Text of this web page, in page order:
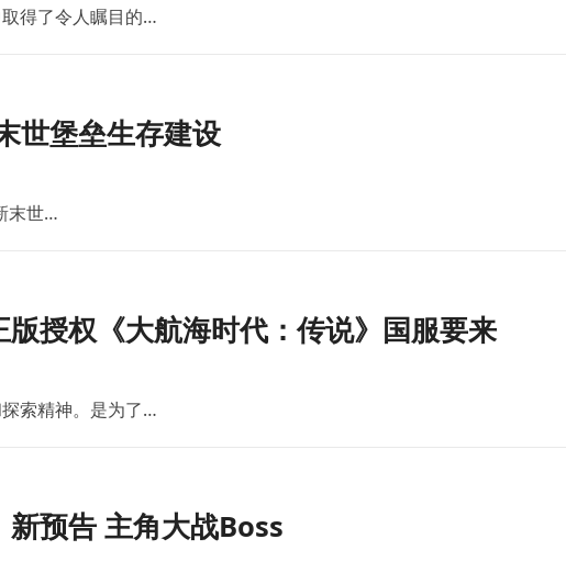
得了令人瞩目的…
世堡垒生存建设
末世…
授权《大航海时代：传说》国服要来
索精神。是为了…
预告 主角大战Boss